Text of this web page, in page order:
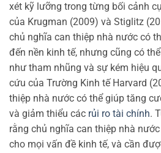
xét kỹ lưỡng trong từng bối cảnh
của Krugman (2009) và Stiglitz
chủ nghĩa can thiệp nhà nước có
đến nền kinh tế, nhưng cũng có
như tham nhũng và sự kém hiệu
cứu của Trường Kinh tế Harvard
thiệp nhà nước có thể giúp tăng
và giảm thiểu các rủi ro tài chính.
rằng chủ nghĩa can thiệp nhà
cho mọi vấn đề kinh tế, và cần